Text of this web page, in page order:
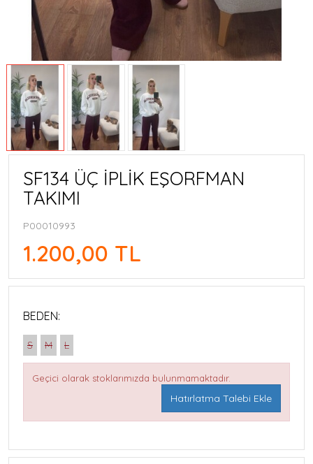
SF134 ÜÇ İPLİK EŞORFMAN
TAKIMI
P00010993
1.200,00 TL
BEDEN:
S M L
Geçici olarak stoklarımızda bulunmamaktadır.
Hatırlatma Talebi Ekle